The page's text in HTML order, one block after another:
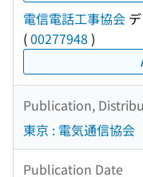
電信電話工事協会
(00277948 )
Publication,
東京 : 電気通信協会
Publication Date